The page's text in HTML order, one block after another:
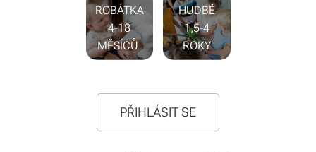
ROBÁTKA
4-18
MĚSÍCŮ
HUDBĚ
1,5-4
ROKY
PŘIHLÁSIT SE